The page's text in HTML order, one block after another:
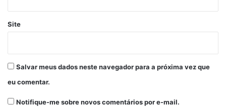
Site
Salvar meus dados neste navegador para a próxima vez que
eu comentar.
Notifique-me sobre novos comentários por e-mail.